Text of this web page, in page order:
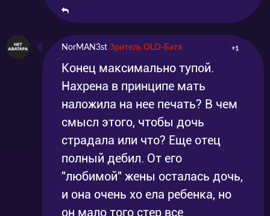
NorMAN3st Зритель OLD-Батя +1
Конец максимально тупой.
Нахрена в принципе мать
наложила на нее печать? В чем
смысл этого, чтобы дочь
страдала или что? Еще отец
полный дебил. От его
"любимой" жены осталась дочь,
и она очень хо ела ребенка, но
он мало того стер все